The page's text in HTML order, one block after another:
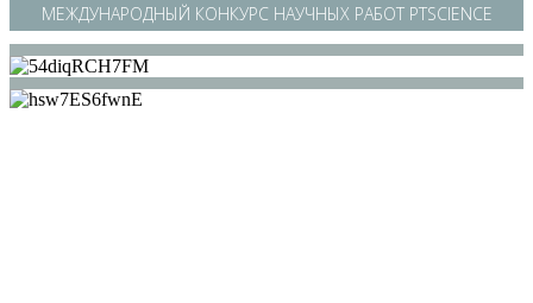
МЕЖДУНАРОДНЫЙ КОНКУРС НАУЧНЫХ РАБОТ PTSCIENCE